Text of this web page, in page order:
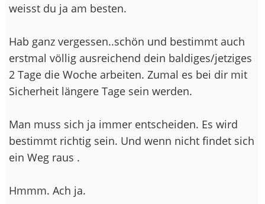
weisst du ja am besten.
Hab ganz vergessen..schön und bestimmt auch
erstmal völlig ausreichend dein baldiges/jetziges
2 Tage die Woche arbeiten. Zumal es bei dir mit
Sicherheit längere Tage sein werden.
Man muss sich ja immer entscheiden. Es wird
bestimmt richtig sein. Und wenn nicht findet sich
ein Weg raus .
Hmmm. Ach ja.